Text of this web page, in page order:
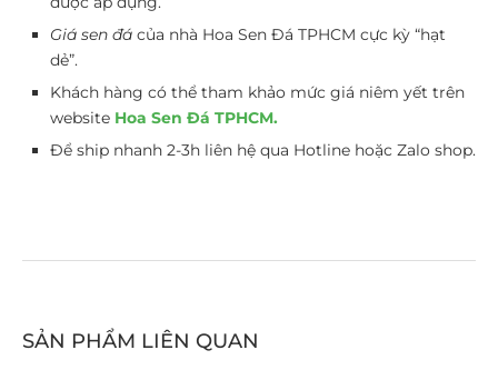
Giá sen đá của nhà Hoa Sen Đá TPHCM cực kỳ “hạt
dẻ”.
Khách hàng có thể tham khảo mức giá niêm yết trên
website Hoa Sen Đá TPHCM.
Để ship nhanh 2-3h liên hệ qua Hotline hoặc Zalo shop.
SẢN PHẨM LIÊN QUAN